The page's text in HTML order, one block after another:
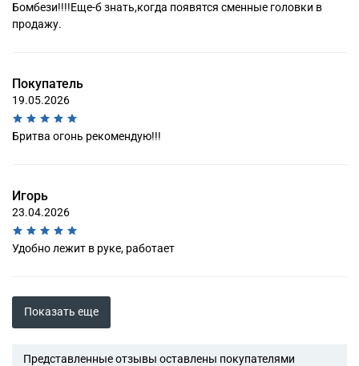
Бомбези!!!!Еще-б знать,когда появятся сменные головки в
продажу.
Покупатель
19.05.2026
Бритва огонь рекомендую!!!
Игорь
23.04.2026
Удобно лежит в руке, работает
Показать еще
Представленные отзывы оставлены покупателями